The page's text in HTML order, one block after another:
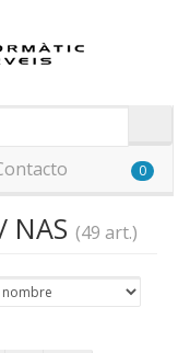
0
NAS (49 art.)